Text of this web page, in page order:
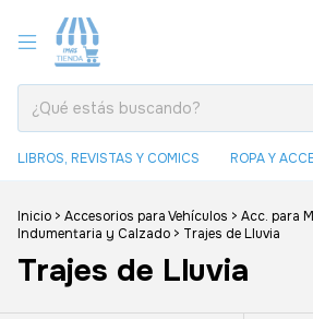
LIBROS, REVISTAS Y COMICS ROPA Y
Inicio > Accesorios para Vehículos > Acc. para
Indumentaria y Calzado > Trajes de Lluvia
Trajes de Lluvia